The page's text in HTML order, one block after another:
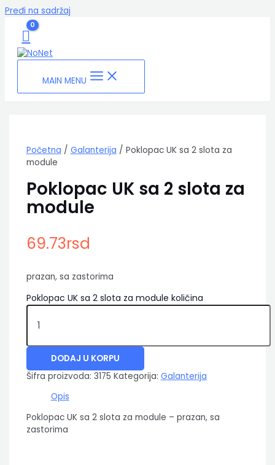
Pređi na sadržaj
MAIN MENU
Početna / Galanterija / Poklopac UK sa 2 slota za
module
Poklopac UK sa 2 slota za
module
69.73rsd
prazan, sa zastorima
Poklopac UK sa 2 slota za module količina
DODAJ U KORPU
Šifra proizvoda: 3175 Kategorija: Galanterija
Opis
Poklopac UK sa 2 slota za module – prazan, sa
zastorima